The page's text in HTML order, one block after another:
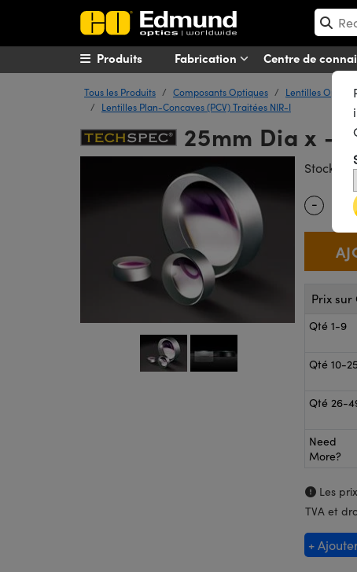
Fabrication Centre de
Produits
Tous les Produits Composants Optiques Lentilles
Lentilles Plan-Concaves (PCV) Traitées NIR-I
25mm Dia x -
Stock
Quantity
-
Prix
Qté 1-9
Qté 10-25
Qté 26-
Need
More?
Les
TVA et
+